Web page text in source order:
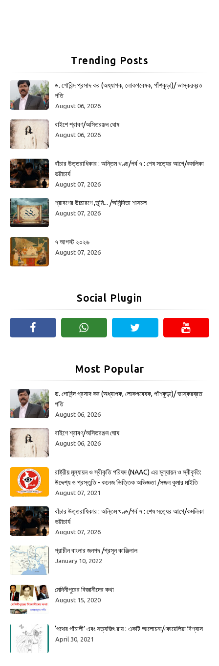
Trending Posts
ড. গোবিন্দ প্রসাদ কর (অধ্যাপক, লোকগবেষক, পাঁশকুড়া)/ ভাস্করব্রত
পতি
August 06, 2026
বাইশে শ্রাবণ/অসিতরঞ্জন ঘোষ
August 06, 2026
বাঁচার উত্তরাধিকার : অন্তিম খণ্ড/পর্ব ৭ : শেষ সত্যের আগে/কমলিকা
ভট্টাচার্য
August 07, 2026
শ্রাবণের উচ্চারণে ,তুমি... /অনিন্দিতা শাসমল
August 07, 2026
৭ আগস্ট ২০২৬
August 07, 2026
Social Plugin
Most Popular
ড. গোবিন্দ প্রসাদ কর (অধ্যাপক, লোকগবেষক, পাঁশকুড়া)/ ভাস্করব্রত
পতি
August 06, 2026
বাইশে শ্রাবণ/অসিতরঞ্জন ঘোষ
August 06, 2026
রাষ্ট্রীয় মূল্যায়ন ও স্বীকৃতি পরিষদ (NAAC) এর মূল্যায়ন ও স্বীকৃতি:
উদ্দেশ্য ও প্রস্তুতি - কলেজ ভিত্তিক অভিজ্ঞতা /সজল কুমার মাইতি
August 07, 2021
বাঁচার উত্তরাধিকার : অন্তিম খণ্ড/পর্ব ৭ : শেষ সত্যের আগে/কমলিকা
ভট্টাচার্য
August 07, 2026
প্রাচীন বাংলার জনপদ /প্রসূন কাঞ্জিলাল
January 10, 2022
মেদিনীপুরের বিজ্ঞানীদের কথা
August 15, 2020
‘পথের পাঁচালী’ এবং সত্যজিৎ রায় : একটি আলোচনা/কোয়েলিয়া বিশ্বাস
April 30, 2021